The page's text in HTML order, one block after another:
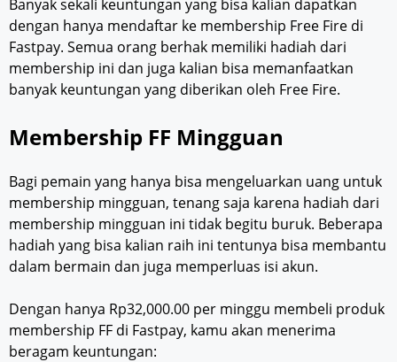
Banyak sekali keuntungan yang bisa kalian dapatkan
dengan hanya mendaftar ke membership Free Fire di
Fastpay. Semua orang berhak memiliki hadiah dari
membership ini dan juga kalian bisa memanfaatkan
banyak keuntungan yang diberikan oleh Free Fire.
Membership FF Mingguan
Bagi pemain yang hanya bisa mengeluarkan uang untuk
membership mingguan, tenang saja karena hadiah dari
membership mingguan ini tidak begitu buruk. Beberapa
hadiah yang bisa kalian raih ini tentunya bisa membantu
dalam bermain dan juga memperluas isi akun.
Dengan hanya Rp32,000.00 per minggu membeli produk
membership FF di Fastpay, kamu akan menerima
beragam keuntungan: